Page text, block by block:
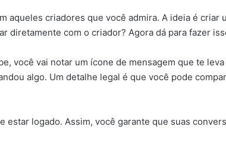
aqueles criadores que você admira. A ideia é criar
diretamente com o criador? Agora dá para fazer
você vai notar um ícone de mensagem que te leva
algo. Um detalhe legal é que você pode
logado. Assim, você garante que suas